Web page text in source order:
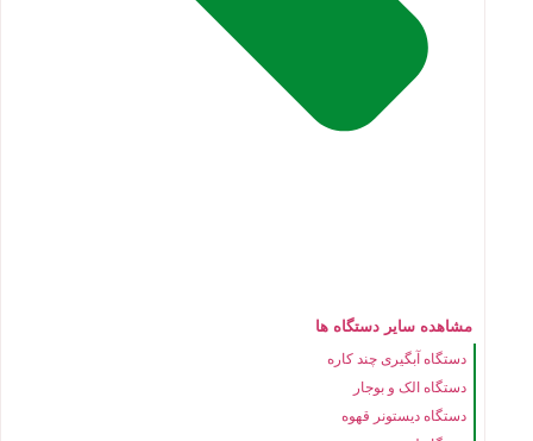
مشاهده سایر دستگاه ها
دستگاه آبگیری چند کاره
دستگاه الک و بوجار
دستگاه دیستونر قهوه